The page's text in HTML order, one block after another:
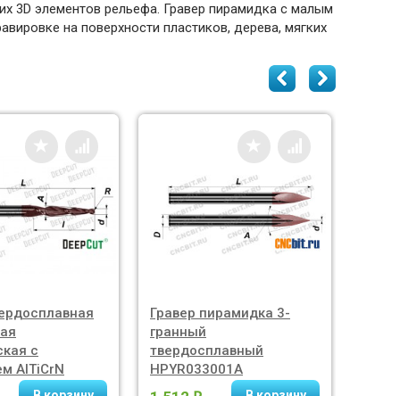
3D элементов рельефа. Гравер пирамидка с малым
на поверхности пластиков, дерева, мягких
с
AlTiCrN
Гравер пирамидка 3-
гранный
твердосплавный
HPYR033001A